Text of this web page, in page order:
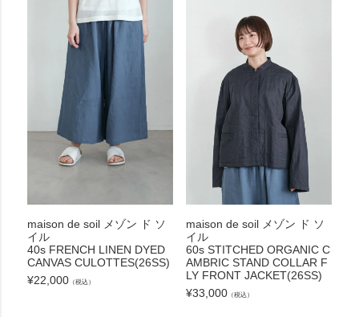
maison de soil メゾン ド ソ
イル
40s FRENCH LINEN DYED
CANVAS CULOTTES(26SS)
¥22,000（税込）
maison de soil メゾン ド ソ
イル
60s STITCHED ORGANIC C
AMBRIC STAND COLLAR F
LY FRONT JACKET(26SS)
¥33,000 （税込）